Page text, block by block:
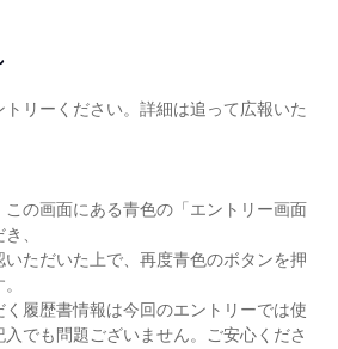
トリーください。詳細は追って広報いた
の画面にある青色の「エントリー画面
、
ただいた上で、再度青色のボタンを押
履歴書情報は今回のエントリーでは使
でも問題ございません。ご安心くださ